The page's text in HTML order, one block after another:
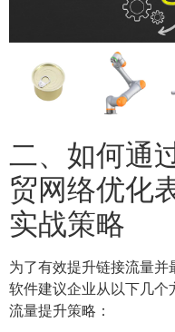
二、如何通
贸网络优化
实战策略
为了有效提升链接流量
软件建议企业从以下几
流量提升策略：